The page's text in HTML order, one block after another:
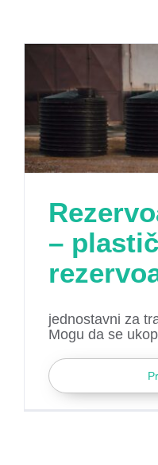
–
jednostavni za
Mogu da se